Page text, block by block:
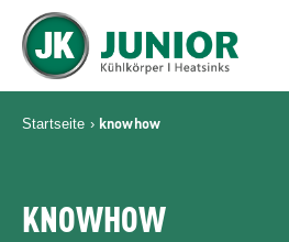
JUNIOR KÜHLKÖRPER GMBH
Startseite › knowhow
KNOWHOW